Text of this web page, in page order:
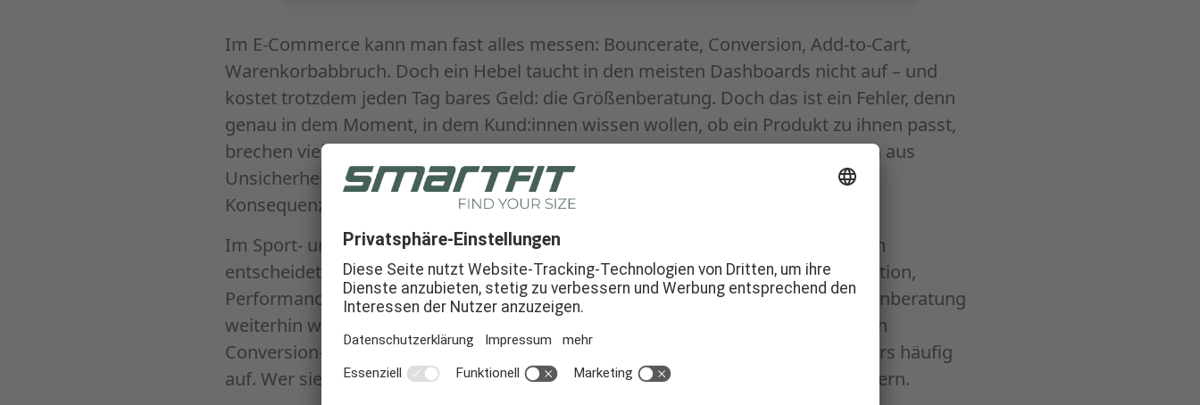
Im E-Commerce kann man fast alles messen: Bouncerate, Conversion, Add-to-Cart,
Warenkorbabbruch. Doch ein Hebel taucht in den meisten Dashboards nicht auf – und
kostet trotzdem jeden Tag bares Geld: die Größenberatung. Doch das ist ein Fehler, denn
genau in dem Moment, in dem Kund:innen wissen wollen, ob ein Produkt zu ihnen passt,
brechen viele Käufe ab. Sie klicken weg, springen zur Konkurrenz oder bestellen aus
Unsicherheit gleich mehrere Größen – mit allen logistischen und finanziellen
Konsequenzen für dich als Händler:in.
Im Sport- und Fahrradhandel ist das Problem besonders ausgeprägt. Schließlich
entscheidet die richtige Größe nicht nur über Komfort, sondern auch über Funktion,
Performance und Sicherheit. Trotzdem behandeln viele Online-Shops die Größenberatung
weiterhin wie eine Pflichtangabe – und verschenken damit einen der wichtigsten
Conversion-Hebel überhaupt. Die folgenden fünf Fehler tauchen dabei besonders häufig
auf. Wer sie kennt und systematisch angeht, kann seinen Umsatz spürbar steigern.